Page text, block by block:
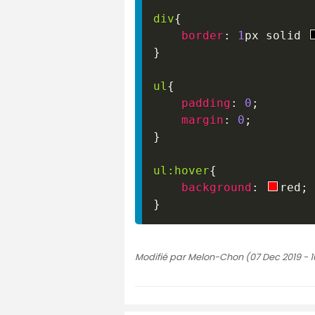
div{
border : 1 px solid
}
ul {
padding : 0 ;
margin : 0 ;
}
ul :hover{
background : red ;
}
Modifié par Melon-Chon (07 Dec 2019 -